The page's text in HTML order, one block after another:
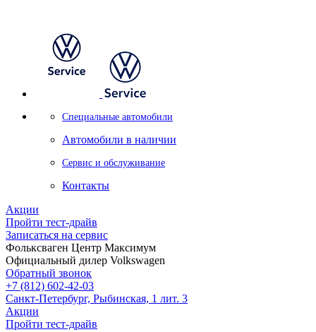
Специальные автомобили
Автомобили в наличии
Сервис и обслуживание
Контакты
Акции
Пройти тест-драйв
Записаться на сервис
Фольксваген Центр Максимум
Официальный дилер Volkswagen
Обратный звонок
+7 (812) 602-42-03
Санкт-Петербург, Рыбинская, 1 лит. 3
Акции
Пройти тест-драйв